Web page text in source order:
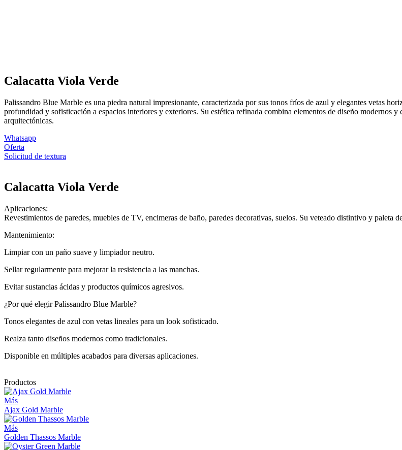
Calacatta Viola Verde
Palissandro Blue Marble es una piedra natural impresionante, caracterizada por sus tonos fríos de azul y elegantes vetas
profundidad y sofisticación a espacios interiores y exteriores. Su estética refinada combina elementos de diseño modernos
arquitectónicas.
Whatsapp
Oferta
Solicitud de textura
Calacatta Viola Verde
Aplicaciones:
Revestimientos de paredes, muebles de TV, encimeras de baño, paredes decorativas, suelos. Su veteado distintivo y paleta
Mantenimiento:
Limpiar con un paño suave y limpiador neutro.
Sellar regularmente para mejorar la resistencia a las manchas.
Evitar sustancias ácidas y productos químicos agresivos.
¿Por qué elegir Palissandro Blue Marble?
Tonos elegantes de azul con vetas lineales para un look sofisticado.
Realza tanto diseños modernos como tradicionales.
Disponible en múltiples acabados para diversas aplicaciones.
Productos
Más
Ajax Gold Marble
Más
Golden Thassos Marble